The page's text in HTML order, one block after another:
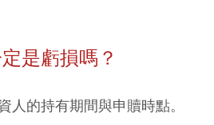
是虧損嗎？
人的持有期間與申贖時點。